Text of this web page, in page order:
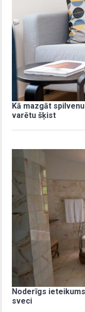
Kā mazgāt
varētu šķist
Noderīgs
sveci